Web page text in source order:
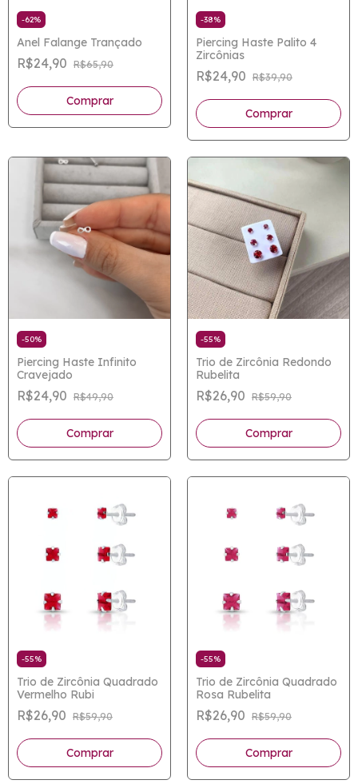
-62%
Anel Falange Trançado
R$24,90 R$65,90
-38%
Piercing Haste Palito 4
Zircônias
R$24,90 R$39,90
-50%
Piercing Haste Infinito
Cravejado
R$24,90 R$49,90
-55%
Trio de Zircônia Redondo
Rubelita
R$26,90 R$59,90
-55%
Trio de Zircônia Quadrado
Vermelho Rubi
R$26,90 R$59,90
-55%
Trio de Zircônia Quadrado
Rosa Rubelita
R$26,90 R$59,90